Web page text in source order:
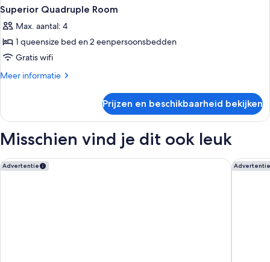
Superior Quadruple Room
Max. aantal: 4
1 queensize bed en 2 eenpersoonsbedden
Gratis wifi
Meer informatie
Meer
Quadruple
Prijzen en beschikbaarheid bekijken
Misschien vind je dit ook leuk
Advertentie
aparto Milan Giovenale Advertentie
aparto